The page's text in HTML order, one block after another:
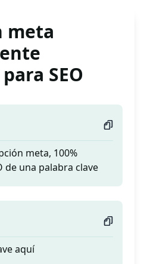
meta
SEO
meta, 100%
de una palabra clave
aquí